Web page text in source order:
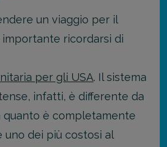
un viaggio per il
importante ricordarsi di
per gli USA. Il sistema
infatti, è differente da
quanto è completamente
uno dei più costosi al